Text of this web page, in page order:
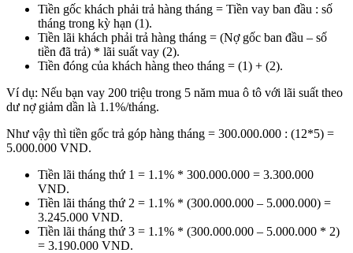
Tiền gốc khách phải trả hàng tháng = Tiền vay ban đầu : số
tháng trong kỳ hạn (1).
Tiền lãi khách phải trả hàng tháng = (Nợ gốc ban đầu – số
tiền đã trả) * lãi suất vay (2).
Tiền đóng của khách hàng theo tháng = (1) + (2).
Ví dụ: Nếu bạn vay 200 triệu trong 5 năm mua ô tô với lãi suất theo
dư nợ giảm dần là 1.1%/tháng.
Như vậy thì tiền gốc trả góp hàng tháng = 300.000.000 : (12*5) =
5.000.000 VND.
Tiền lãi tháng thứ 1 = 1.1% * 300.000.000 = 3.300.000
VND.
Tiền lãi tháng thứ 2 = 1.1% * (300.000.000 – 5.000.000) =
3.245.000 VND.
Tiền lãi tháng thứ 3 = 1.1% * (300.000.000 – 5.000.000 * 2)
= 3.190.000 VND.